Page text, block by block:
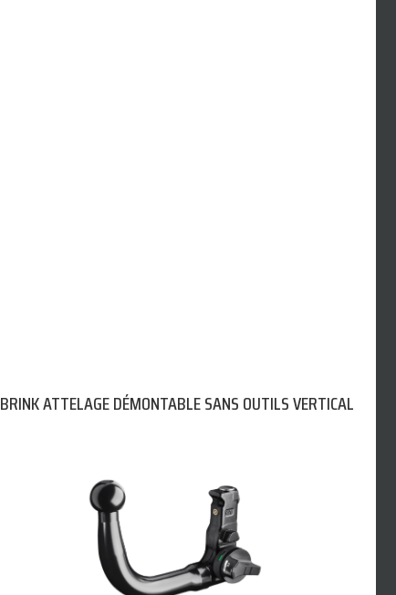
BRINK ATTELAGE DÉMONTABLE SANS OUTILS VERTICAL